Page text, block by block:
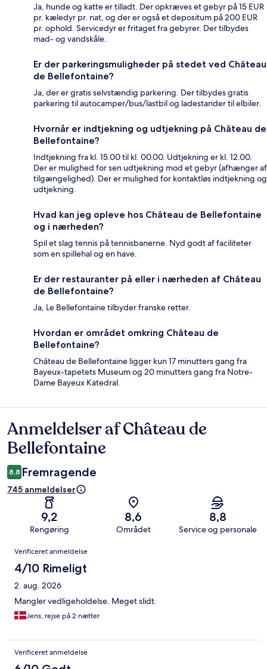
Ja, hunde og katte er tilladt. Der opkræves et gebyr på 15 EUR
pr. kæledyr pr. nat, og der er også et depositum på 200 EUR
pr. ophold. Servicedyr er fritaget fra gebyrer. Der tilbydes
mad- og vandskåle.
Er der parkeringsmuligheder på stedet ved Château
de Bellefontaine?
Ja, der er gratis selvstændig parkering. Der tilbydes gratis
parkering til autocamper/bus/lastbil og ladestander til elbiler.
Hvornår er indtjekning og udtjekning på Château de
Bellefontaine?
Indtjekning fra kl. 15.00 til kl. 00.00. Udtjekning er kl. 12.00.
Der er mulighed for sen udtjekning mod et gebyr (afhænger af
tilgængelighed). Der er mulighed for kontaktløs indtjekning og
udtjekning.
Hvad kan jeg opleve hos Château de Bellefontaine
og i nærheden?
Spil et slag tennis på tennisbanerne. Nyd godt af faciliteter
som en spillehal og en have.
Er der restauranter på eller i nærheden af Château
de Bellefontaine?
Ja, Le Bellefontaine tilbyder franske retter.
Hvordan er området omkring Château de
Bellefontaine?
Château de Bellefontaine ligger kun 17 minutters gang fra
Bayeux-tapetets Museum og 20 minutters gang fra Notre-
Dame Bayeux Katedral.
Anmeldelser
Anmeldelser af Château de
Bellefontaine
8,8 Fremragende
745 anmeldelser
9,2
Rengøring
8,6
Området
8,8
Service og personale
Anmeldelser
Verificeret anmeldelse
4/10 Rimeligt
2. aug. 2026
Mangler vedligeholdelse. Meget slidt.
Jens, rejse på 2 nætter
Verificeret anmeldelse